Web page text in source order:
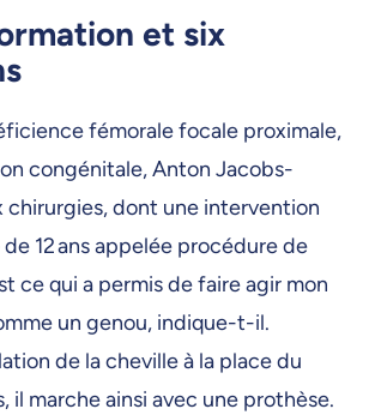
et six
fémorale focale proximale,
congénitale, Anton Jacobs-
chirurgies, dont une intervention
12 ans appelée procédure de
ce qui a permis de faire agir mon
un genou, indique-t-il.
de la cheville à la place du
il marche ainsi avec une prothèse.